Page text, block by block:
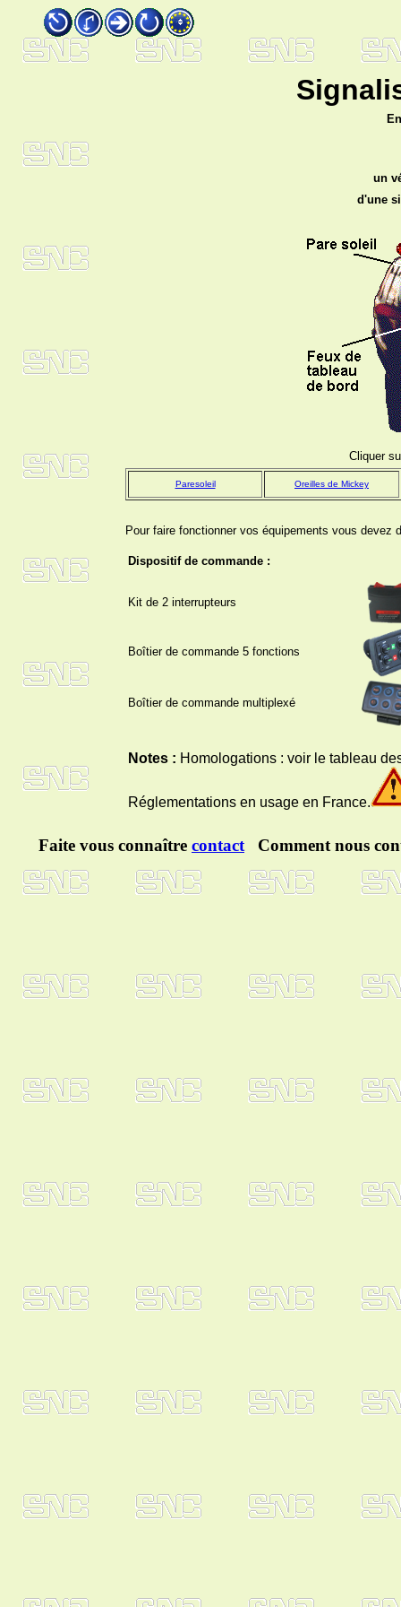
un
d'une
Cliquer
Paresoleil Oreilles de Mickey
Pour faire fonctionner vos équipements vous devez
Dispositif de commande :
Kit de 2 interrupteurs
Boîtier de commande 5 fonctions
Boîtier de commande multiplexé
Notes : Homologations : voir le tableau
Réglementations en usage en France.
Faite vous connaître contact Comment nous